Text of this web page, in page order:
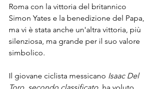
Roma con la vittoria del britannico
Simon Yates e la benedizione del Papa,
ma vi è stata anche un'altra vittoria, più
silenziosa, ma grande per il suo valore
simbolico.
Il giovane ciclista messicano Isaac Del
Toro, secondo classificato, ha voluto